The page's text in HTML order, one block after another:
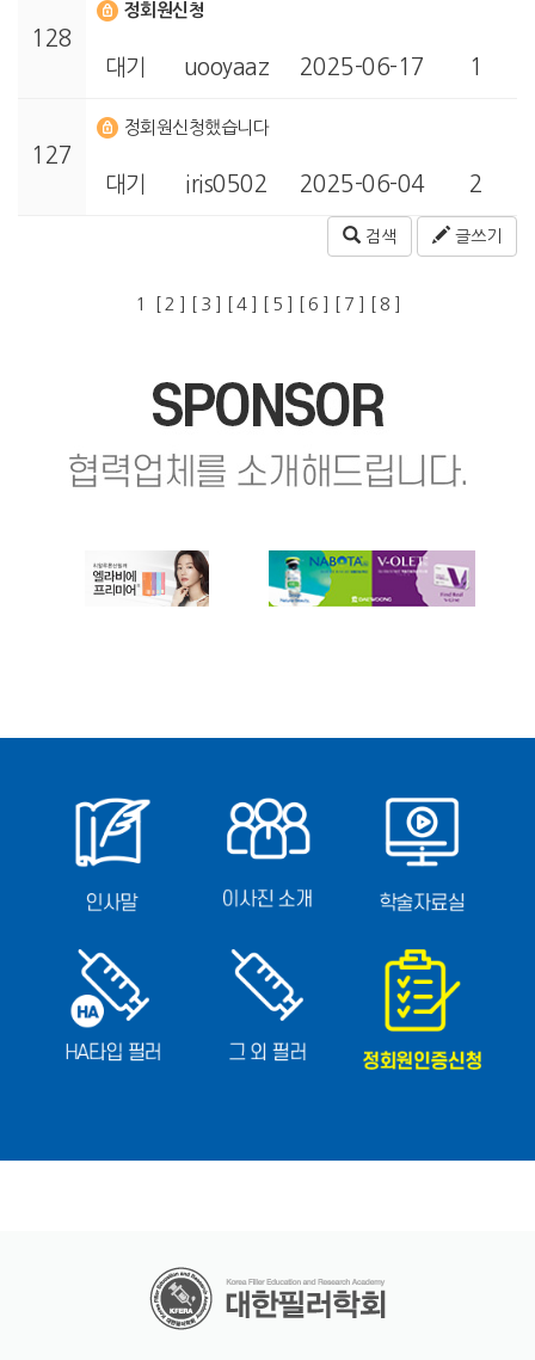
128
정회원신청
대기 uooyaaz 2025-06-17 1
127
정회원신청했습니다
대기 iris0502 2025-06-04 2
검색 글쓰기
1 [ 2 ] [ 3 ] [ 4 ] [ 5 ] [ 6 ] [ 7 ] [ 8 ]